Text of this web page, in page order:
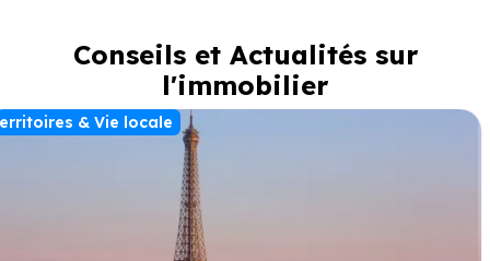
Conseils et Actualités sur
l'immobilier
& Vie locale